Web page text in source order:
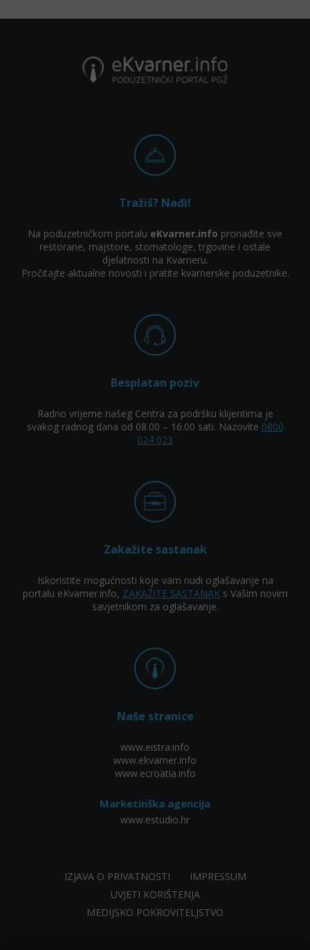
Tražiš? Nađi!
Na poduzetničkom portalu eKvarner.info pronađite sve
restorane, majstore, stomatologe, trgovine i ostale
djelatnosti na Kvarneru.
Pročitajte aktualne novosti i pratite kvarnerske poduzetnike.
Besplatan poziv
Radno vrijeme našeg Centra za podršku klijentima je
svakog radnog dana od 08.00 – 16.00 sati. Nazovite 0800
024 023
Zakažite sastanak
Iskoristite mogućnosti koje vam nudi oglašavanje na
portalu eKvarner.info, ZAKAŽITE SASTANAKs Vašim novim
savjetnikom za oglašavanje.
Naše stranice
www.eistra.info
www.ekvarner.info
www.ecroatia.info
Marketinška agencija
www.estudio.hr
IZJAVA O PRIVATNOSTI
IMPRESSUM
UVJETI KORIŠTENJA
MEDIJSKO POKROVITELJSTVO